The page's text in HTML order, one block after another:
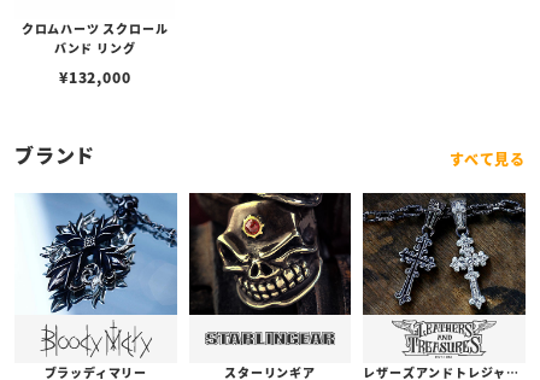
クロムハーツ スクロール
バンド リング
¥132,000
ブランド すべて見る
ブラッディマリー スターリンギア レザーズアンドトレジャーズ